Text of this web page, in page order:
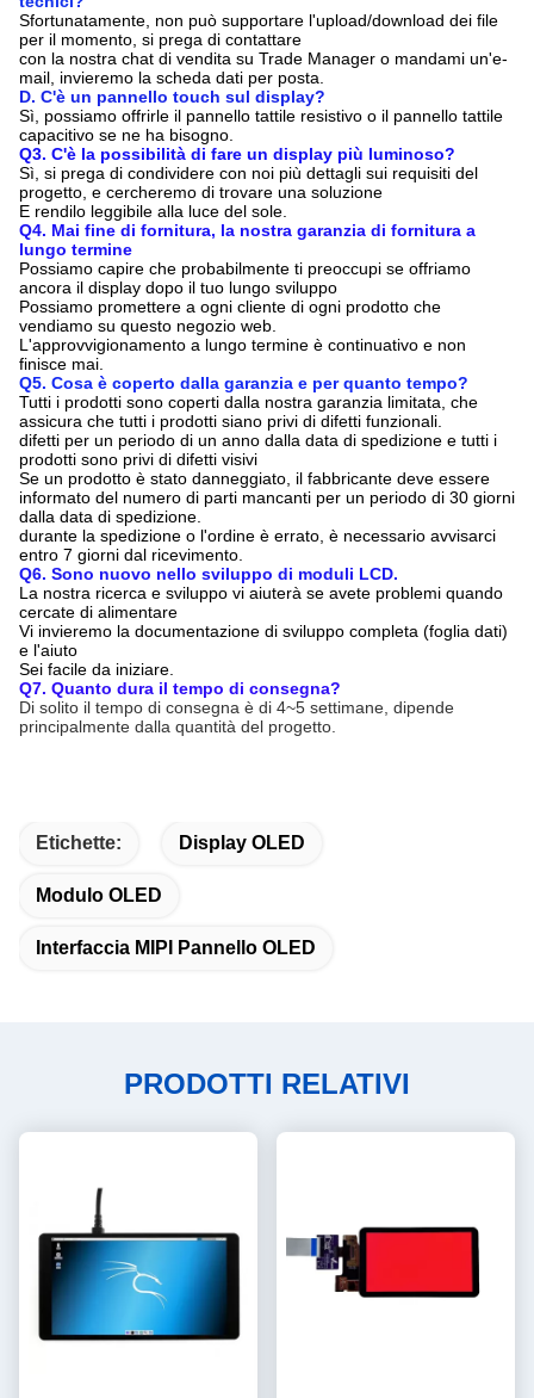
Sfortunatamente, non può supportare l'upload/download dei file
per il momento, si prega di contattare
con la nostra chat di vendita su Trade Manager o mandami un'e-
mail, invieremo la scheda dati per posta.
D. C'è un pannello touch sul display?
Sì, possiamo offrirle il pannello tattile resistivo o il pannello tattile
capacitivo se ne ha bisogno.
Q3. C'è la possibilità di fare un display più luminoso?
Sì, si prega di condividere con noi più dettagli sui requisiti del
progetto, e cercheremo di trovare una soluzione
E rendilo leggibile alla luce del sole.
Q4. Mai fine di fornitura, la nostra garanzia di fornitura a
lungo termine
Possiamo capire che probabilmente ti preoccupi se offriamo
ancora il display dopo il tuo lungo sviluppo
Possiamo promettere a ogni cliente di ogni prodotto che
vendiamo su questo negozio web.
L'approvvigionamento a lungo termine è continuativo e non
finisce mai.
Q5. Cosa è coperto dalla garanzia e per quanto tempo?
Tutti i prodotti sono coperti dalla nostra garanzia limitata, che
assicura che tutti i prodotti siano privi di difetti funzionali.
difetti per un periodo di un anno dalla data di spedizione e tutti i
prodotti sono privi di difetti visivi
Se un prodotto è stato danneggiato, il fabbricante deve essere
informato del numero di parti mancanti per un periodo di 30 giorni
dalla data di spedizione.
durante la spedizione o l'ordine è errato, è necessario avvisarci
entro 7 giorni dal ricevimento.
Q6. Sono nuovo nello sviluppo di moduli LCD.
La nostra ricerca e sviluppo vi aiuterà se avete problemi quando
cercate di alimentare
Vi invieremo la documentazione di sviluppo completa (foglia dati)
e l'aiuto
Sei facile da iniziare.
Q7. Quanto dura il tempo di consegna?
Di solito il tempo di consegna è di 4~5 settimane, dipende
principalmente dalla quantità del progetto.
Etichette: Display OLED
Modulo OLED
Interfaccia MIPI Pannello OLED
PRODOTTI RELATIVI